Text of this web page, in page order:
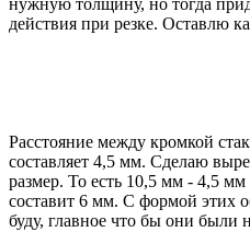
нужную толщину, но тогда
действия при резке. Оставлю
Расстояние между кромкой
составляет 4,5 мм. Сделаю
размер. То есть 10,5 мм - 4,5
составит 6 мм. С формой этих
буду, главное что бы они были